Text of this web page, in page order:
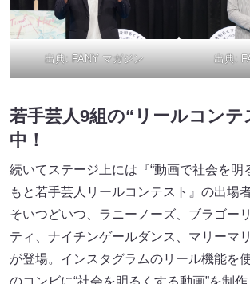
出典: FANY マガジン 出典:
若手芸人9組の“リールコンテ
中！
続いてステージ上には『“動画で社会を明
もと若手芸人リールコンテスト』の出場
そいつどいつ、ラニーノーズ、ブラゴー
ティ、ナイチンゲールダンス、マリーマ
が登場。インスタグラムのリール機能を
のコンビに“社会を明るくする動画”を制作